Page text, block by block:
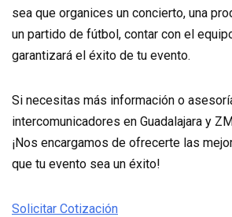
sea que organices un concierto, una
un partido de fútbol, contar con el
garantizará el éxito de tu evento.
Si necesitas más información o
intercomunicadores en Guadalajara y
¡Nos encargamos de ofrecerte las
que tu evento sea un éxito!
Solicitar Cotización